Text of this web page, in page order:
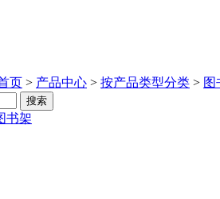
页 > 产品中心 > 按产品类型分类 > 图
搜索
书架